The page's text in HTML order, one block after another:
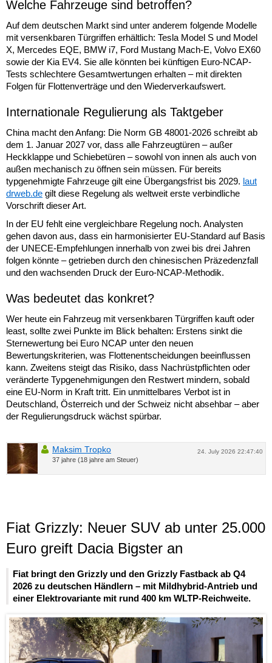
Welche Fahrzeuge sind betroffen?
Auf dem deutschen Markt sind unter anderem folgende Modelle
mit versenkbaren Türgriffen erhältlich: Tesla Model S und Model
X, Mercedes EQE, BMW i7, Ford Mustang Mach-E, Volvo EX60
sowie der Kia EV4. Sie alle könnten bei künftigen Euro-NCAP-
Tests schlechtere Gesamtwertungen erhalten – mit direkten
Folgen für Flottenverträge und den Wiederverkaufswert.
Internationale Regulierung als Taktgeber
China macht den Anfang: Die Norm GB 48001-2026 schreibt ab
dem 1. Januar 2027 vor, dass alle Fahrzeugtüren – außer
Heckklappe und Schiebetüren – sowohl von innen als auch von
außen mechanisch zu öffnen sein müssen. Für bereits
typgenehmigte Fahrzeuge gilt eine Übergangsfrist bis 2029. laut
drweb.de gilt diese Regelung als weltweit erste verbindliche
Vorschrift dieser Art.
In der EU fehlt eine vergleichbare Regelung noch. Analysten
gehen davon aus, dass ein harmonisierter EU-Standard auf Basis
der UNECE-Empfehlungen innerhalb von zwei bis drei Jahren
folgen könnte – getrieben durch den chinesischen Präzedenzfall
und den wachsenden Druck der Euro-NCAP-Methodik.
Was bedeutet das konkret?
Wer heute ein Fahrzeug mit versenkbaren Türgriffen kauft oder
least, sollte zwei Punkte im Blick behalten: Erstens sinkt die
Sternewertung bei Euro NCAP unter den neuen
Bewertungskriterien, was Flottenentscheidungen beeinflussen
kann. Zweitens steigt das Risiko, dass Nachrüstpflichten oder
veränderte Typgenehmigungen den Restwert mindern, sobald
eine EU-Norm in Kraft tritt. Ein unmittelbares Verbot ist in
Deutschland, Österreich und der Schweiz nicht absehbar – aber
der Regulierungsdruck wächst spürbar.
24. July 2026 22:47:40
Maksim Tropko
37 jahre (18 jahre am Steuer)
Fiat Grizzly: Neuer SUV ab unter 25.000
Euro greift Dacia Bigster an
Fiat bringt den Grizzly und den Grizzly Fastback ab Q4
2026 zu deutschen Händlern – mit Mildhybrid-Antrieb und
einer Elektrovariante mit rund 400 km WLTP-Reichweite.